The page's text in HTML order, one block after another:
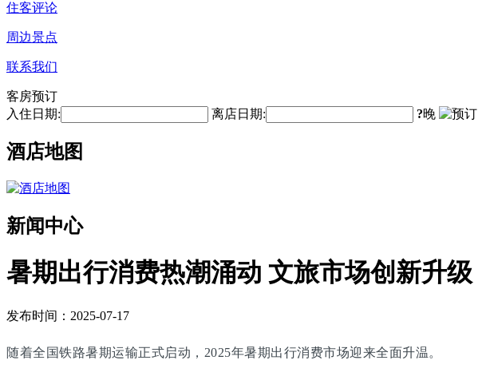
住客评论
周边景点
联系我们
客房预订
入住日期:
离店日期: ?晚
酒店地图
新闻中心
暑期出行消费热潮涌动 文旅市场创新升级
发布时间：2025-07-17
随着全国铁路暑期运输正式启动，2025年暑期出行消费市场迎来全面升温。